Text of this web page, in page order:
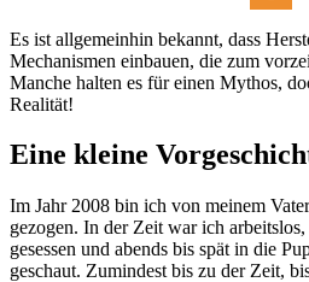
Es ist allgemeinhin bekannt, dass
Mechanismen einbauen, die zum
Manche halten es für einen Mythos,
Realität!
Eine kleine
Im Jahr 2008 bin ich von meinem
gezogen. In der Zeit war ich
gesessen und abends bis spät in die
geschaut. Zumindest bis zu der Zeit,